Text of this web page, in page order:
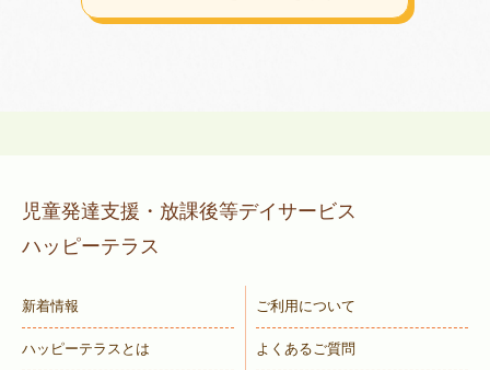
児童発達支援・放課後等デイサービス
ハッピーテラス
新着情報
ハッピーテラスとは
ご利用について
よくあるご質問